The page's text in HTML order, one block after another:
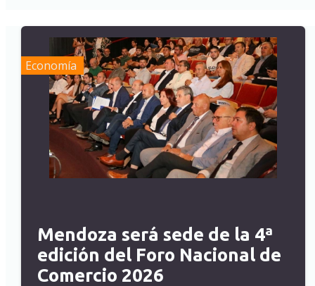
Economía
Mendoza será sede de la 4ª
edición del Foro Nacional de
Comercio 2026